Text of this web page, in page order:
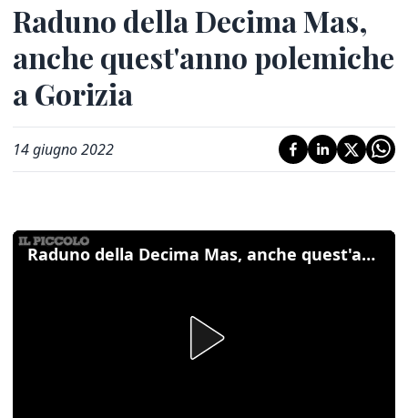
Raduno della Decima Mas,
anche quest'anno polemiche
a Gorizia
14 giugno 2022
Raduno della Decima Mas, anche quest'anno polemiche a Gorizia